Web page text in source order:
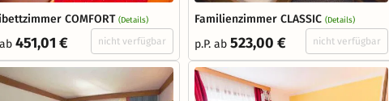
COMFORT (Details)
451,01 € nicht verfügbar
Familienzimmer CLASSIC (Details)
p.P. ab 523,00 € nicht verfügbar